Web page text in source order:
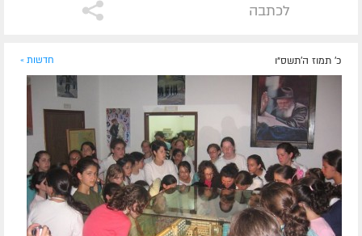
לכתבה
כ' תמוז ה׳תשס״ו חדשות »